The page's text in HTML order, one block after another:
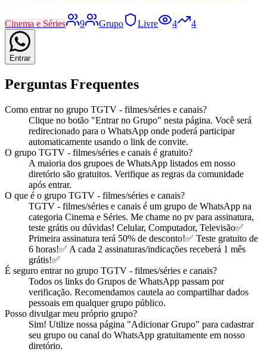
Cinema e Séries 9 Grupo Livre 4 4
Entrar
Perguntas Frequentes
Como entrar no grupo TGTV - filmes/séries e canais?
Clique no botão "Entrar no Grupo" nesta página. Você será
redirecionado para o WhatsApp onde poderá participar
automaticamente usando o link de convite.
O grupo TGTV - filmes/séries e canais é gratuito?
A maioria dos grupoes de WhatsApp listados em nosso
diretório são gratuitos. Verifique as regras da comunidade
após entrar.
O que é o grupo TGTV - filmes/séries e canais?
TGTV - filmes/séries e canais é um grupo de WhatsApp na
categoria Cinema e Séries. Me chame no pv para assinatura,
teste grátis ou dúvidas! Celular, Computador, Televisão✅
Primeira assinatura terá 50% de desconto!✅ Teste gratuito de
6 horas!✅ A cada 2 assinaturas/indicações receberá 1 mês
grátis!✅
É seguro entrar no grupo TGTV - filmes/séries e canais?
Todos os links do Grupos de WhatsApp passam por
verificação. Recomendamos cautela ao compartilhar dados
pessoais em qualquer grupo público.
Posso divulgar meu próprio grupo?
Sim! Utilize nossa página "Adicionar Grupo" para cadastrar
seu grupo ou canal do WhatsApp gratuitamente em nosso
diretório.